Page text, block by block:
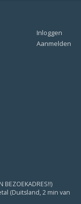
Inloggen
Aanmelden
BEZOEKADRES!!)
(Duitsland, 2 min van